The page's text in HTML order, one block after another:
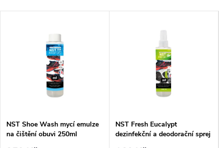
NST Shoe Wash mycí emulze
na čištění obuvi 250ml
NST Fresh Eucalypt
dezinfekční a deodorační sprej